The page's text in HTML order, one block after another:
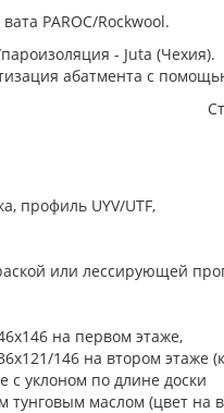
PAROC/Rockwool.
- Juta (Чехия).
абатмента с
профиль UYV/UTF,
или лессирующей
на первом этаже,
146 на втором этаже
с уклоном по длине доски
тунговым маслом (цвет на